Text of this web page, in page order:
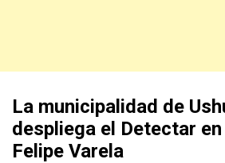
La municipalidad de
despliega el Detectar
Felipe Varela